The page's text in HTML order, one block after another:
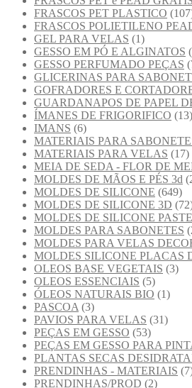
FRASCOS PET PLASTICO
FRASCOS POLIETILENO
GEL PARA VELAS (1)
GESSO EM PÓ E ALGINATOS
GESSO PERFUMADO PEÇAS
GLICERINAS PARA
GOFRADORES E
GUARDANAPOS DE PAPEL
ÍMANES DE FRIGORIFICO (13)
IMANS (6)
MATERIAIS PARA
MATERIAIS PARA VELAS (17)
MEIA DE SEDA - FLOR DE
MOLDES DE MÃOS E PÉS 3d
MOLDES DE SILICONE (649)
MOLDES DE SILICONE 3D
MOLDES DE SILICONE
MOLDES PARA SABONETES
MOLDES PARA VELAS
MOLDES SILICONE PLACAS
OLEOS BASE VEGETAIS (3)
OLEOS ESSENCIAIS (5)
ÓLEOS NATURAIS BIO (1)
PASCOA (3)
PAVIOS PARA VELAS (31)
PEÇAS EM GESSO (53)
PEÇAS EM GESSO PARA
PLANTAS SECAS
PRENDINHAS - MATERIAIS
PRENDINHAS/PROD (2)